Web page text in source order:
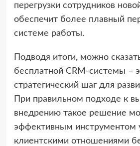
перегрузки сотрудников
обеспечит более плавный
системе работы.
Подводя итоги, можно
бесплатной CRM-системы –
стратегический шаг для
При правильном подходе к
внедрению такое решение
эффективным инструментом
клиентскими отношениями